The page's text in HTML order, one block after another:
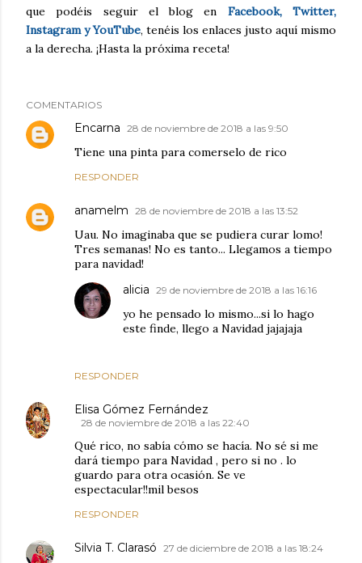
que podéis seguir el blog en Facebook, Twitter,
Instagram y YouTube, tenéis los enlaces justo aquí mismo
a la derecha. ¡Hasta la próxima receta!
COMENTARIOS
Encarna 28 de noviembre de 2018 a las 9:50
Tiene una pinta para comerselo de rico
RESPONDER
anamelm 28 de noviembre de 2018 a las 13:52
Uau. No imaginaba que se pudiera curar lomo!
Tres semanas! No es tanto... Llegamos a tiempo
para navidad!
RESPONDER
alicia 29 de noviembre de 2018 a las 16:16
yo he pensado lo mismo...si lo hago
este finde, llego a Navidad jajajaja
Elisa Gómez Fernández
28 de noviembre de 2018 a las 22:40
Qué rico, no sabía cómo se hacía. No sé si me
dará tiempo para Navidad , pero si no . lo
guardo para otra ocasión. Se ve
espectacular!!mil besos
RESPONDER
Silvia T. Clarasó 27 de diciembre de 2018 a las 18:24